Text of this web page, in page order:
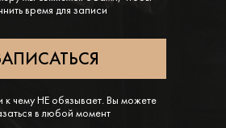
время для записи
к чему НЕ обязывает. Вы можете
в любой момент